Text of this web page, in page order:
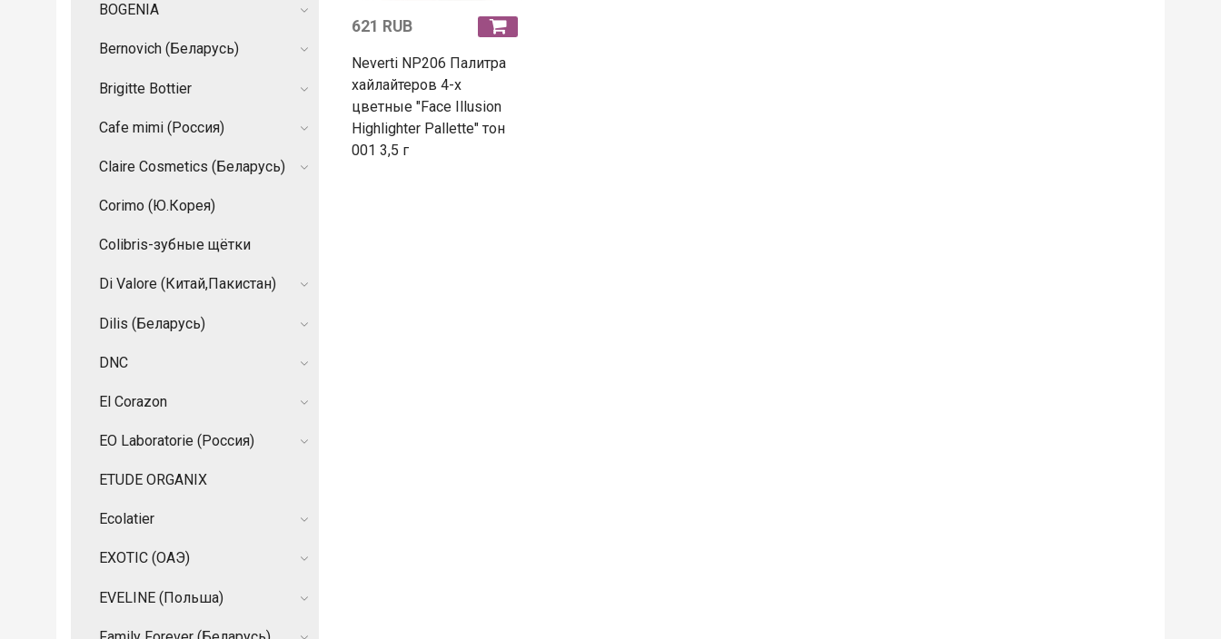
621 RUB
Neverti NP206 Палитра
хайлайтеров 4-х
цветные "Face Illusion
Highlighter Pallette" тон
001 3,5 г
BOGENIA
Bernovich (Беларусь)
Brigitte Bottier
Cafe mimi (Россия)
Claire Cosmetics (Беларусь)
Corimo (Ю.Корея)
Colibris-зубные щётки
Di Valore (Китай,Пакистан)
Dilis (Беларусь)
DNC
El Corazon
EO Laboratorie (Россия)
ETUDE ORGANIX
Ecolatier
EXOTIC (ОАЭ)
EVELINE (Польша)